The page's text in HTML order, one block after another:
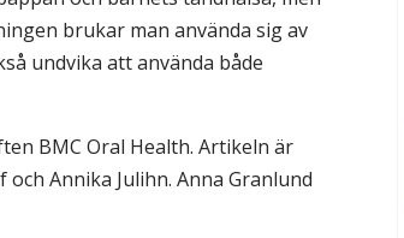
brukar man använda sig av
undvika att använda både
BMC Oral Health. Artikeln är
Annika Julihn. Anna Granlund